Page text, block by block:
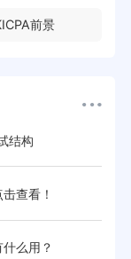
前景
结构
查看！
么用？